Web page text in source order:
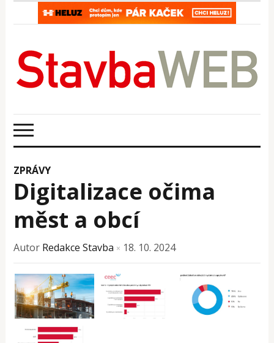
ZPRÁVY
Digitalizace očima
měst a obcí
Autor Redakce Stavba × 18. 10. 2024